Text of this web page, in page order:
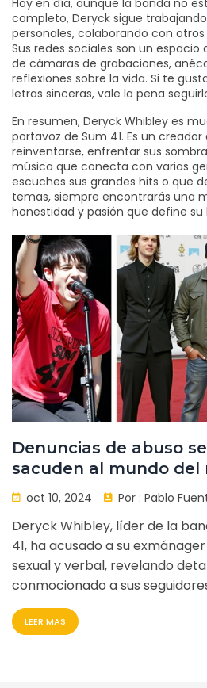
Hoy en día, aunque la banda no
completo, Deryck sigue
personales, colaborando con
Sus redes sociales son un
de cámaras de grabaciones,
reflexiones sobre la vida. Si te
letras sinceras, vale la pena
En resumen, Deryck Whibley es
portavoz de Sum 41. Es un
reinventarse, enfrentar sus
música que conecta con varias
escuches sus grandes hits o que
temas, siempre encontrarás una
honestidad y pasión que define su
Denuncias de abuso
sacuden al mundo del
Whibley contra Greig
oct 10, 2024 Por : Pablo
Deryck Whibley, líder de la
41, ha acusado a su
sexual y verbal, revelando
conmocionado a sus
música. Las acusaciones,
octubre de 2024, abren un
LEER MAS